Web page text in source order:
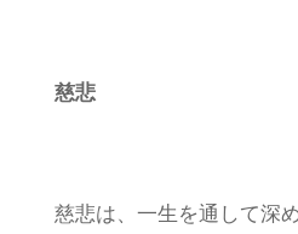
慈悲
慈悲は、一生を通して深